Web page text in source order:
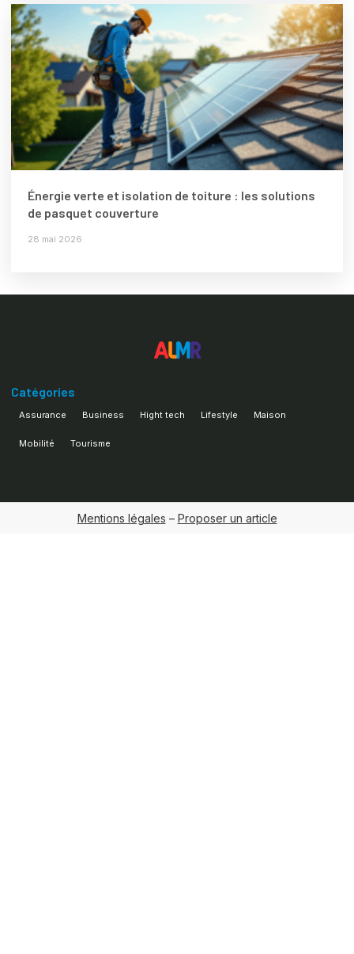
Énergie verte et isolation de toiture : les solutions
de pasquet couverture
28 mai 2026
Catégories
Assurance Business Hight tech Lifestyle Maison
Mobilité Tourisme
Mentions légales – Proposer un article